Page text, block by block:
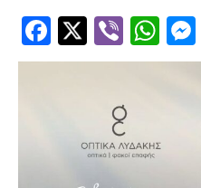
Facebook
Twitter
Viber